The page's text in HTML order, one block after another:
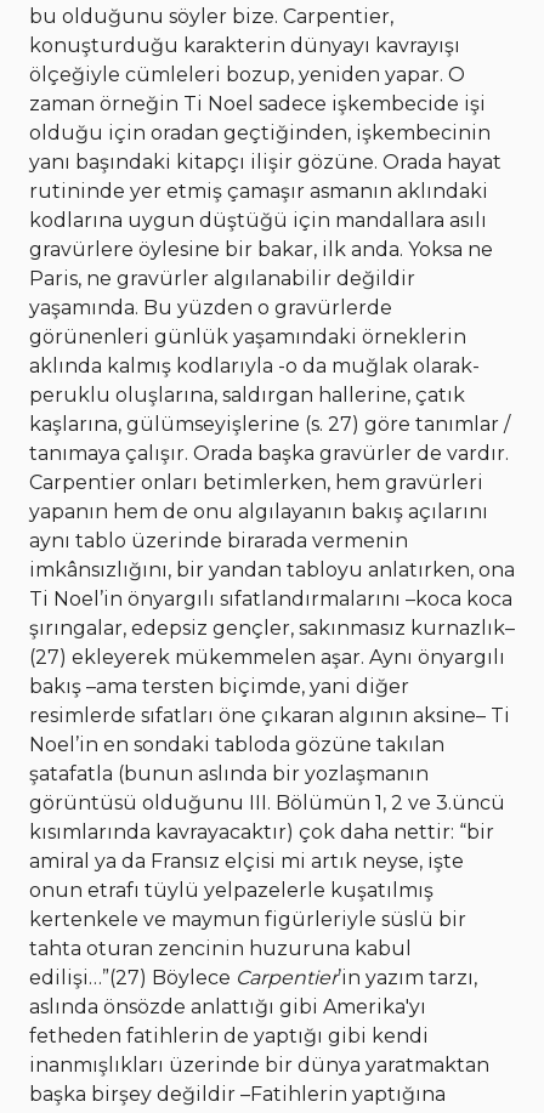
bu olduğunu söyler bize. Carpentier,
konuşturduğu karakterin dünyayı kavrayışı
ölçeğiyle cümleleri bozup, yeniden yapar. O
zaman örneğin Ti Noel sadece işkembecide işi
olduğu için oradan geçtiğinden, işkembecinin
yanı başındaki kitapçı ilişir gözüne. Orada hayat
rutininde yer etmiş çamaşır asmanın aklındaki
kodlarına uygun düştüğü için mandallara asılı
gravürlere öylesine bir bakar, ilk anda. Yoksa ne
Paris, ne gravürler algılanabilir değildir
yaşamında. Bu yüzden o gravürlerde
görünenleri günlük yaşamındaki örneklerin
aklında kalmış kodlarıyla -o da muğlak olarak-
peruklu oluşlarına, saldırgan hallerine, çatık
kaşlarına, gülümseyişlerine (s. 27) göre tanımlar /
tanımaya çalışır. Orada başka gravürler de vardır.
Carpentier onları betimlerken, hem gravürleri
yapanın hem de onu algılayanın bakış açılarını
aynı tablo üzerinde birarada vermenin
imkânsızlığını, bir yandan tabloyu anlatırken, ona
Ti Noel’in önyargılı sıfatlandırmalarını –koca koca
şırıngalar, edepsiz gençler, sakınmasız kurnazlık–
(27) ekleyerek mükemmelen aşar. Aynı önyargılı
bakış –ama tersten biçimde, yani diğer
resimlerde sıfatları öne çıkaran algının aksine– Ti
Noel’in en sondaki tabloda gözüne takılan
şatafatla (bunun aslında bir yozlaşmanın
görüntüsü olduğunu III. Bölümün 1, 2 ve 3.üncü
kısımlarında kavrayacaktır) çok daha nettir: “bir
amiral ya da Fransız elçisi mi artık neyse, işte
onun etrafı tüylü yelpazelerle kuşatılmış
kertenkele ve maymun figürleriyle süslü bir
tahta oturan zencinin huzuruna kabul
edilişi…”(27) Böylece Carpentier’in yazım tarzı,
aslında önsözde anlattığı gibi Amerika'yı
fetheden fatihlerin de yaptığı gibi kendi
inanmışlıkları üzerinde bir dünya yaratmaktan
başka birşey değildir –Fatihlerin yaptığına